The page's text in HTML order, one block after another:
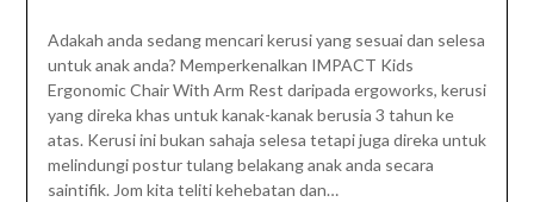
Adakah anda sedang mencari kerusi yang sesuai dan selesa
untuk anak anda? Memperkenalkan IMPACT Kids
Ergonomic Chair With Arm Rest daripada ergoworks, kerusi
yang direka khas untuk kanak-kanak berusia 3 tahun ke
atas. Kerusi ini bukan sahaja selesa tetapi juga direka untuk
melindungi postur tulang belakang anak anda secara
saintifik. Jom kita teliti kehebatan dan…